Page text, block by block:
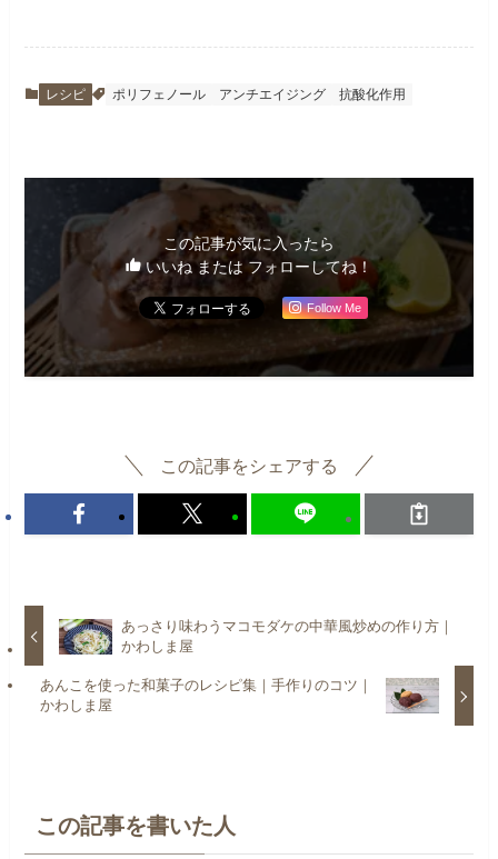
レシピ ポリフェノール アンチエイジング 抗酸化作用
この記事が気に入ったら
いいね または フォローしてね！
Follow Me
この記事をシェアする
あっさり味わうマコモダケの中華風炒めの作り方｜
かわしま屋
あんこを使った和菓子のレシピ集｜手作りのコツ｜
かわしま屋
この記事を書いた人